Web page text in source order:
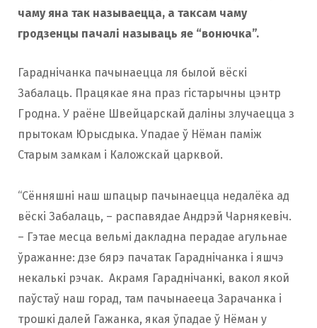
чаму яна так называецца, а таксам чаму
гродзенцы пачалі называць яе “вонючка”.
Гараднічанка пачынаецца ля былой вёскі
Забалаць. Працякае яна праз гістарычны цэнтр
Гродна. У раёне Швейцарскай даліны злучаецца з
прытокам Юрысдыка. Упадае ў Нёман паміж
Старым замкам і Каложскай царквой.
“Сённяшні наш шпацыр пачынаецца недалёка ад
вёскі Забалаць, – распавядае Андрэй Чарнякевіч.
– Гэтае месца вельмі дакладна перадае агульнае
ўражанне: дзе бярэ пачатак Гараднічанка і яшчэ
некалькі рэчак. Акрамя Гараднічанкі, вакол якой
паўстаў наш горад, там пачынаееца Зарачанка і
трошкі далей Гажанка, якая ўпадае ў Нёман у